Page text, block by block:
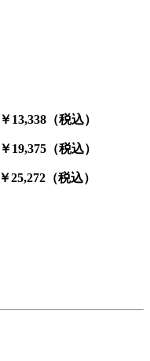
（税込）
（税込）
￥25,272（税込）